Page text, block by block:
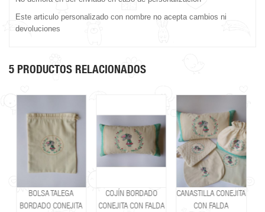
Este articulo personalizado con nombre no acepta cambios ni
devoluciones
5 PRODUCTOS RELACIONADOS
BOLSA TALEGA
BORDADO CONEJITA
COJÍN BORDADO
CONEJITA CON FALDA
CANASTILLA CONEJITA
CON FALDA